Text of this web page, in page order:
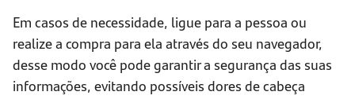
Em casos de necessidade, ligue para a pessoa ou
realize a compra para ela através do seu navegador,
desse modo você pode garantir a segurança das suas
informações, evitando possíveis dores de cabeça